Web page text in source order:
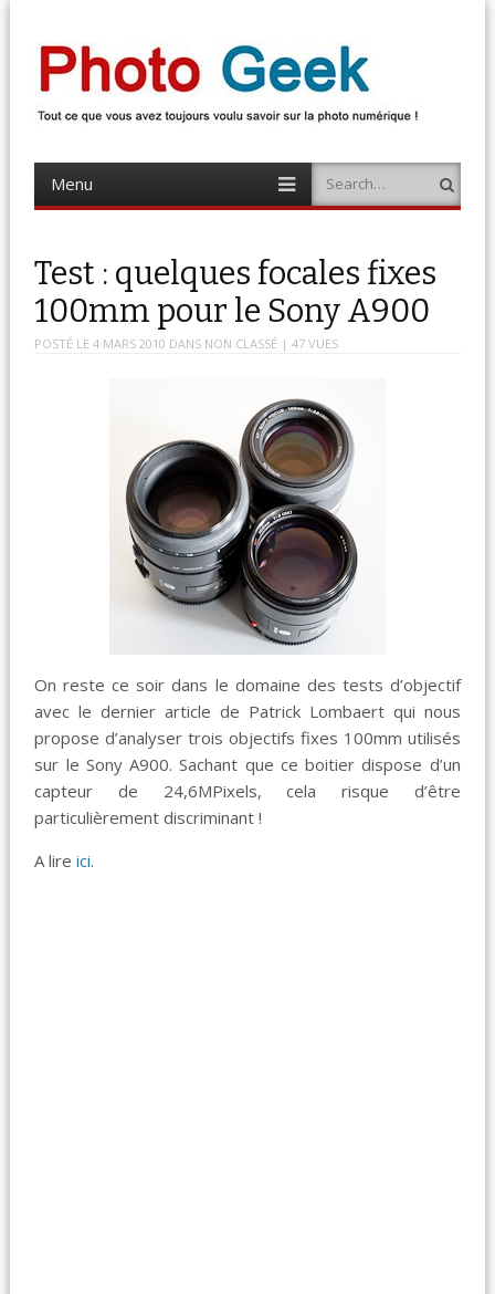
Photo Geek
Menu
content
Search
Test : quelques focales fixes
100mm pour le Sony A900
POSTÉ LE4 MARS 2010 DANS NON CLASSÉ | 47 VUES
On reste ce soir dans le domaine des tests d’objectif
avec le dernier article de Patrick Lombaert qui nous
propose d’analyser trois objectifs fixes 100mm utilisés
sur le Sony A900. Sachant que ce boitier dispose d’un
capteur de 24,6MPixels, cela risque d’être
particulièrement discriminant !
A lireici.